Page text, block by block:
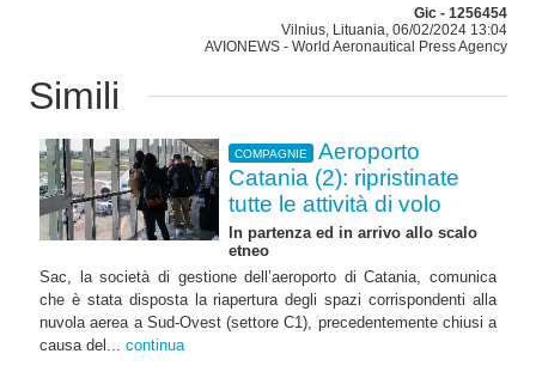
Gic - 1256454
Vilnius, Lituania, 06/02/2024 13:04
AVIONEWS - World Aeronautical Press Agency
Simili
COMPAGNIE
Aeroporto
Catania (2): ripristinate
tutte le attività di volo
In partenza ed in arrivo allo scalo
etneo
Sac, la società di gestione dell’aeroporto di Catania, comunica
che è stata disposta la riapertura degli spazi corrispondenti alla
nuvola aerea a Sud-Ovest (settore C1), precedentemente chiusi a
causa del... continua